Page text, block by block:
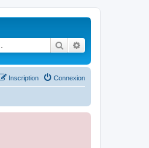
Rechercher
Connexion
Inscription